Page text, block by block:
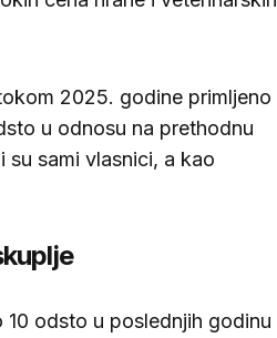
2025. godine primljeno
u odnosu na prethodnu
sami vlasnici, a kao
odsto u poslednjih godinu